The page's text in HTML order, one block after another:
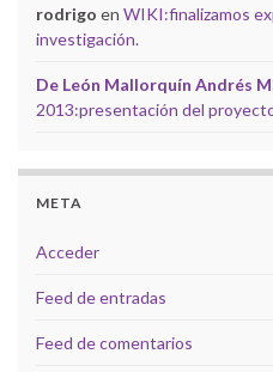
rodrigo en WIKI:finalizamos
investigación.
De León Mallorquín Andrés
2013:presentación del
META
Acceder
Feed de entradas
Feed de comentarios